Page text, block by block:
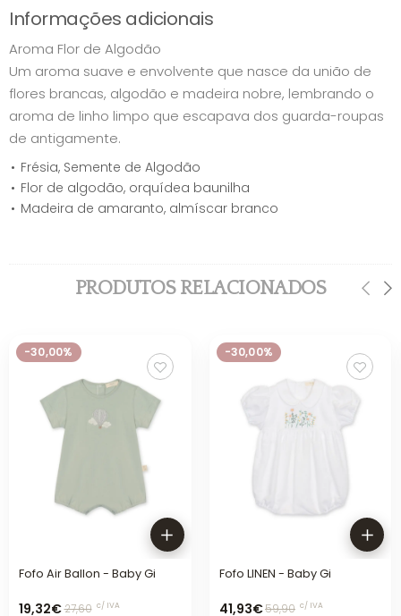
Informações adicionais
Aroma Flor de Algodão
Um aroma suave e envolvente que nasce da união de
flores brancas, algodão e madeira nobre, lembrando o
aroma de linho limpo que escapava dos guarda-roupas
de antigamente.
Frésia, Semente de Algodão
Flor de algodão, orquídea baunilha
Madeira de amaranto, almíscar branco
PRODUTOS RELACIONADOS
-30,00%
Fofo Air Ballon - Baby Gi
19,32€27,60 c/ IVA
-30,00%
Fofo LINEN - Baby Gi
41,93€59,90 c/ IVA